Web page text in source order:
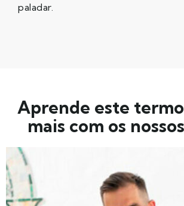
paladar.
Aprende este
mais com os